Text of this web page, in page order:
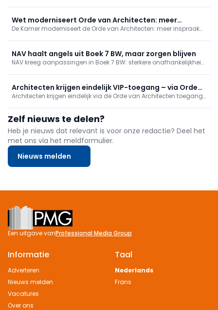
behouden met kwaliteits- en veiligheidswaarborg.
Wet moderniseert Orde van Architecten: meer
inspraak en transparantie
De Kamer moderniseert de Orde van Architecten: meer inspraak
Verkiezingen dit najaar verlopen al volgens de nieuwe regels.
NAV haalt angels uit Boek 7 BW, maar zorgen blijven
NAV kreeg aanpassingen in Boek 7 BW: sterkere onafhankelijkheid
hoofdelijke aansprakelijkheid en onduidelijke termijnen.
Inwerkingtreding binnen een jaar; NAV volgt op.
Architecten krijgen eindelijk VIP-toegang – via Orde
als tussenpersoon
Architecten krijgen eindelijk via de Orde van Architecten toegang
het dossier, loste privacyknelpunten mee op en blijft ijveren voor
rechtstreekse toegang.
Zelf nieuws te delen?
Heb je nieuws dat relevant is voor onze redactie? Deel het
met ons via het meldformulier.
Nieuws melden
Footer
Een uitgave vanProfessional Media Group
Informatie
Adverteren
Nieuws melden
Vacatures
Over ons
Taal
Nederlands
Frans